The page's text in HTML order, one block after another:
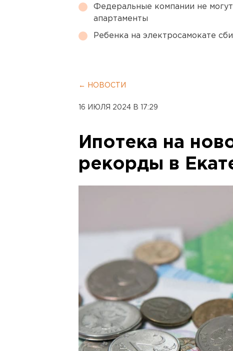
Федеральные компании не
апартаменты
Ребенка на электросамокате
← НОВОСТИ
16 ИЮЛЯ 2024 В 17:29
Ипотека на
рекорды в